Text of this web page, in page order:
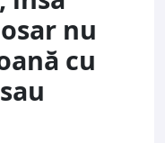
nu
cu